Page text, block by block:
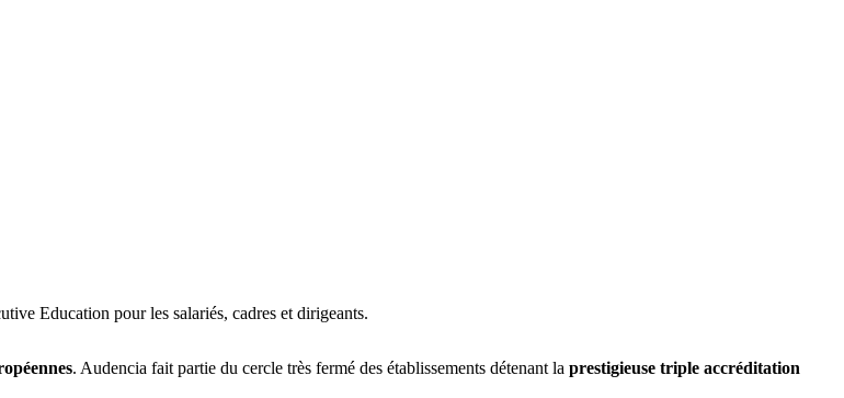
Education pour les salariés, cadres et dirigeants.
. Audencia fait partie du cercle très fermé des établissements détenant la prestigieuse triple accréditation